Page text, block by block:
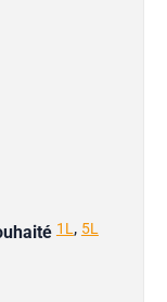
1L , 5L